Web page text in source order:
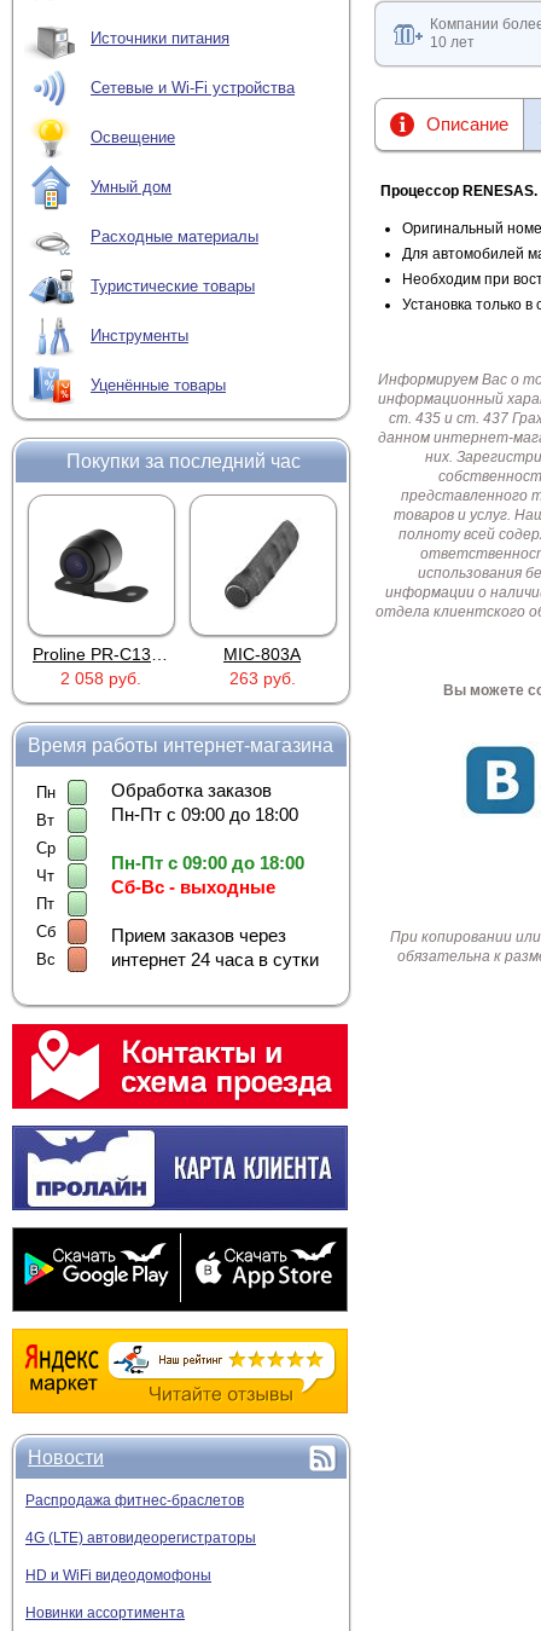
Источники питания
Сетевые и Wi-Fi устройства
Освещение
Умный дом
Расходные материалы
Туристические товары
Инструменты
Уценённые товары
Покупки за последний час
2 058 руб.
MIC-803A
263 руб.
Время работы интернет-магазина
Пн
Вт
Ср
Чт
Пт
Сб
Вс
Обработка заказов
Пн-Пт с 09:00 до 18:00
Пн-Пт с 09:00 до 18:00
Сб-Вс - выходные
Прием заказов через
интернет 24 часа в сутки
Новости
Распродажа фитнес-браслетов
4G (LTE) автовидеорегистраторы
HD и WiFi видеодомофоны
Новинки ассортимента
Компании
10 лет
Описание
Процессор RENESAS.
Оригинальный
Для автомобилей
Необходим при
Установка только
Информируем Вас о
информационный
ст. 435 и ст. 437
данном интернет-
них.
представленного
товаров и услуг.
полноту всей
использования
информации о
отдела клиентского
Вы можете
При копировании
обязательна к